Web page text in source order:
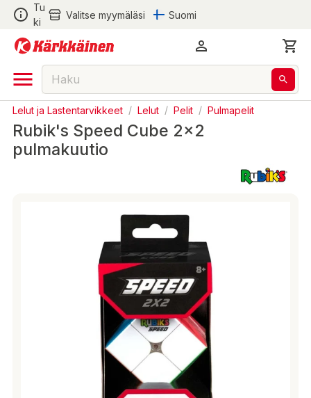
Tu
ki
Valitse myymäläsi Suomi
Lelut ja Lastentarvikkeet / Lelut / Pelit / Pulmapelit
Rubik's Speed Cube 2x2
pulmakuutio